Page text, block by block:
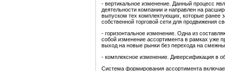
- вертикальное изменение. Данный процесс
деятельности компании и направлен на
выпуском тех комплектующих, которые ранее
собственной торговой сети для продвижения
- горизонтальное изменение. Одна из
собой изменение ассортимента в рамках уже
выход на новые рынки без перехода на
- комплексное изменение. Диверсификация в
Система формирования ассортимента